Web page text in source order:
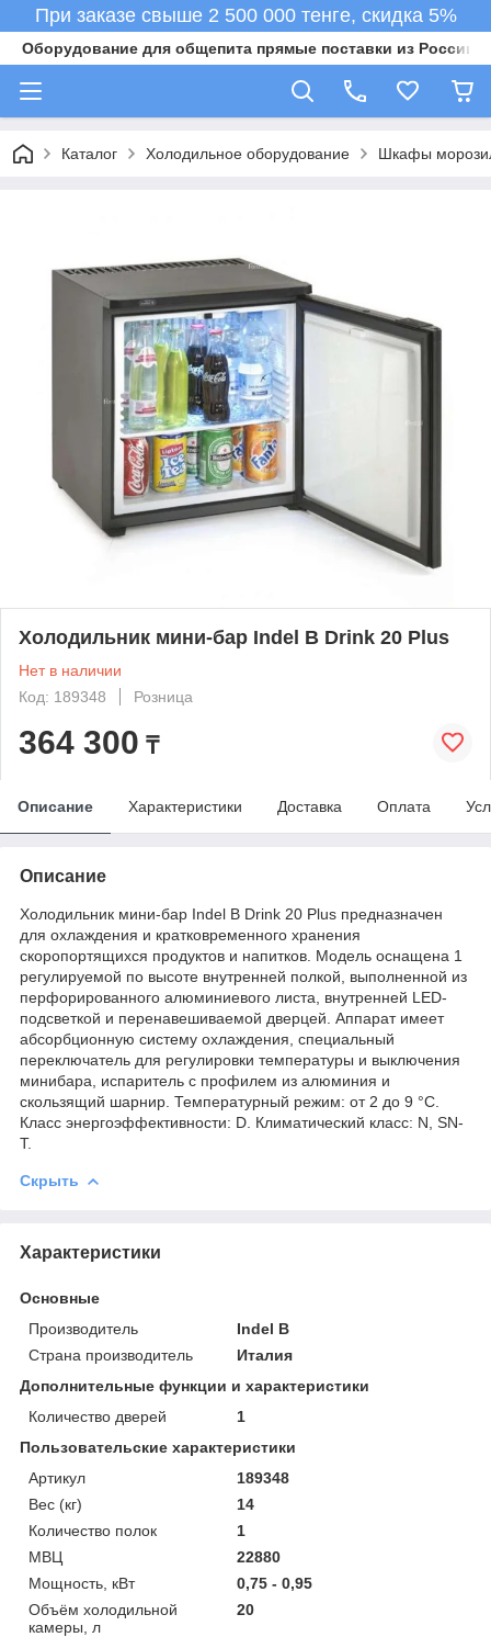
При заказе свыше 2 500 000 тенге, скидка 5%
Оборудование для общепита прямые поставки из России в
Каталог Холодильное оборудование Шкафы
Холодильник мини-бар Indel B Drink 20 Plus
Нет в наличии
Код: 189348
Розница
364 300 ₸
Описание Характеристики Доставка Оплата
Описание
Холодильник мини-бар Indel B Drink 20 Plus предназначен
для охлаждения и кратковременного хранения
скоропортящихся продуктов и напитков. Модель оснащена 1
регулируемой по высоте внутренней полкой, выполненной из
перфорированного алюминиевого листа, внутренней LED-
подсветкой и перенавешиваемой дверцей. Аппарат имеет
абсорбционную систему охлаждения, специальный
переключатель для регулировки температуры и выключения
минибара, испаритель с профилем из алюминия и
скользящий шарнир. Температурный режим: от 2 до 9 °C.
Класс энергоэффективности: D. Климатический класс: N, SN-
T.
Скрыть
Характеристики
Основные
Производитель
Indel B
Страна производитель
Италия
Дополнительные функции и характеристики
Количество дверей
1
Пользовательские характеристики
Артикул
189348
Вес (кг)
14
Количество полок
1
МВЦ
22880
Мощность, кВт
0,75 - 0,95
Объём холодильной
камеры, л
20